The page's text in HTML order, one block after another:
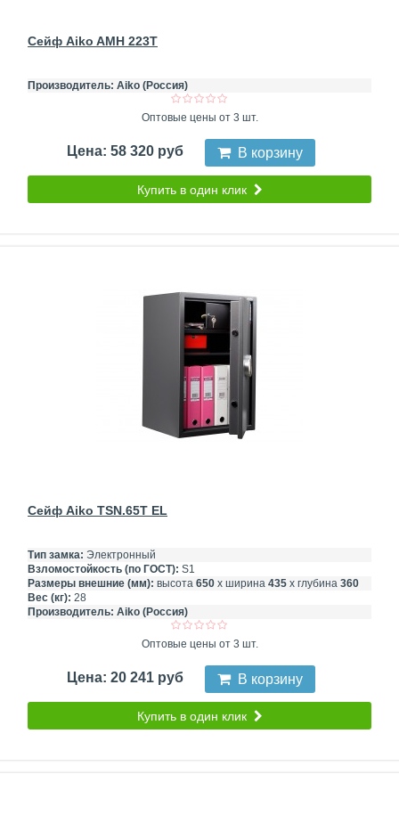
Сейф Aiko AMH 223T
Производитель: Aiko (Россия)
Оптовые цены от 3 шт.
Цена: 58 320 руб В корзину
Купить в один клик
Сейф Aiko TSN.65T EL
Тип замка: Электронный
Взломостойкость (по ГОСТ): S1
Размеры внешние (мм): высота 650 х ширина 435 х глубина 360
Вес (кг): 28
Производитель: Aiko (Россия)
Оптовые цены от 3 шт.
Цена: 20 241 руб В корзину
Купить в один клик